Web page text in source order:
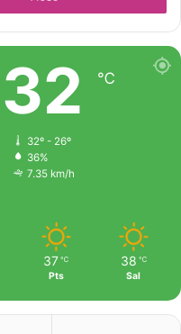
32 ℃
32º - 26º
36%
7.35 km/h
37 ℃
Pts
38 ℃
Sal